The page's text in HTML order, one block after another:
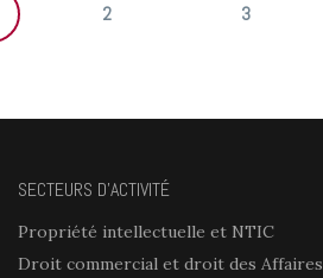
2 3
SECTEURS D’ACTIVITÉ
Propriété intellectuelle et NTIC
Droit commercial et droit des Affaires